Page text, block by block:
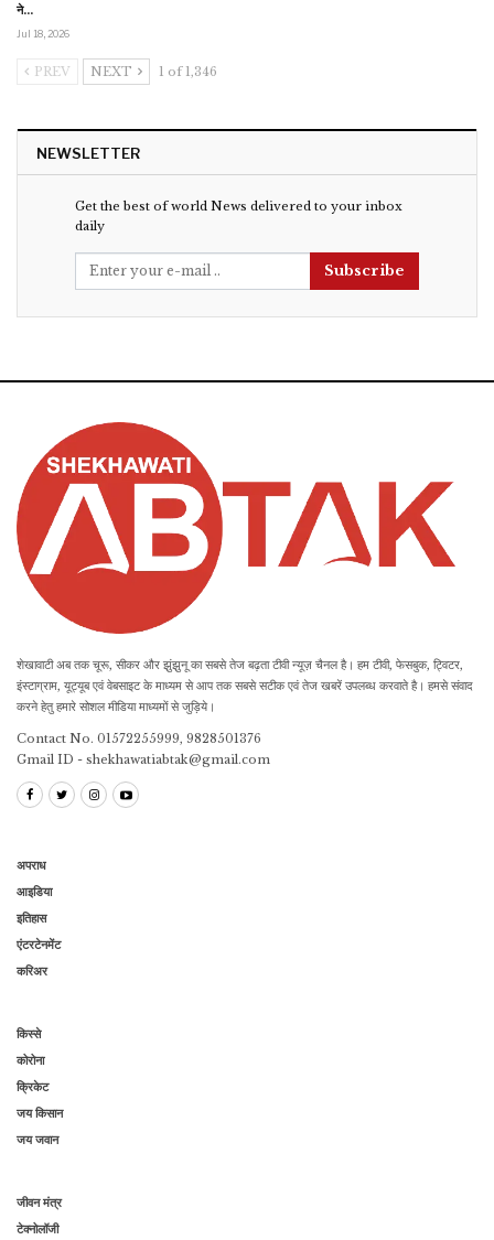
ने…
Jul 18, 2026
PREV NEXT 1 of 1,346
NEWSLETTER
Get the best of world News delivered to your inbox
daily
Subscribe
शेखावाटी अब तक चूरू, सीकर और झुंझुनू का सबसे तेज बढ़ता टीवी न्यूज़ चैनल है। हम टीवी, फेसबुक, ट्विटर,
इंस्टाग्राम, यूट्यूब एवं वेबसाइट के माध्यम से आप तक सबसे सटीक एवं तेज खबरें उपलब्ध करवाते है। हमसे संवाद
करने हेतु हमारे सोशल मीडिया माध्यमों से जुड़िये।
Contact No. 01572255999, 9828501376
Gmail ID - shekhawatiabtak@gmail.com
अपराध
आइडिया
इतिहास
एंटरटेनमेंट
करिअर
किस्से
कोरोना
क्रिकेट
जय किसान
जय जवान
जीवन मंत्र
टेक्नोलॉजी